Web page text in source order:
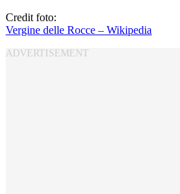
Credit foto:
Vergine delle Rocce – Wikipedia